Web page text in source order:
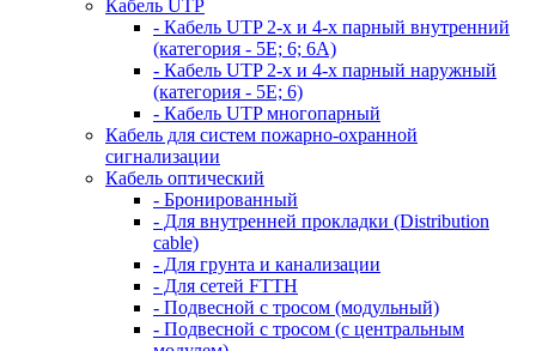
Кабель UTP
- Кабель UTP 2-х и 4-х парный внутренний
(категория - 5Е; 6; 6А)
- Кабель UTP 2-х и 4-х парный наружный
(категория - 5Е; 6)
- Кабель UTP многопарный
Кабель для систем пожарно-охранной
сигнализации
Кабель оптический
- Бронированный
- Для внутренней прокладки (Distribution
cable)
- Для грунта и канализации
- Для сетей FTTH
- Подвесной с тросом (модульный)
- Подвесной с тросом (с центральным